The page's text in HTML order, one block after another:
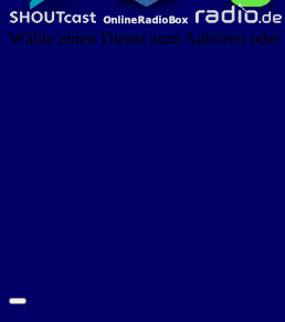
Wähle einen Dienst zum Anhören oder